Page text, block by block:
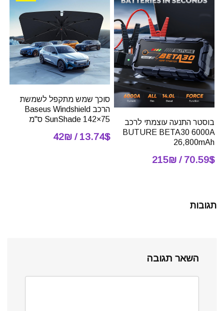
בוסטר התנעה עוצמתי לרכב
BUTURE BETA30 6000A
26,800mAh
70.59$ / 215₪
סוכך שמש מתקפל לשמשת
הרכב Baseus Windshield
SunShade 142×75 ס"מ
13.74$ / 42₪
תגובות
השאר תגובה